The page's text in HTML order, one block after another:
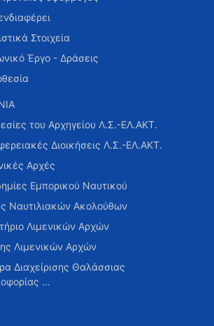
Στοιχεία
Έργο - Δράσεις
του Αρχηγείου Λ.Σ.-ΕΛ.ΑΚΤ.
Διοικήσεις Λ.Σ.-ΕΛ.ΑΚΤ.
Αρχές
Εμπορικού Ναυτικού
Ναυτιλιακών Ακολούθων
Λιμενικών Αρχών
Λιμενικών Αρχών
Διαχείρισης Θαλάσσιας
…